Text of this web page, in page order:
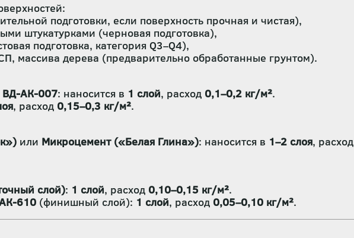
подготовки, если поверхность прочная и чистая),
штукатурками (черновая подготовка),
подготовка, категория Q3–Q4),
массива дерева (предварительно обработанные грунтом).
ВД-АК-007: наносится в 1 слой, расход 0,1–0,2 кг/м².
, расход 0,15–0,3 кг/м².
или Микроцемент («Белая Глина»): наносится в 1–2 слоя, расход
слой): 1 слой, расход 0,10–0,15 кг/м².
610 (финишный слой): 1 слой, расход 0,05–0,10 кг/м².